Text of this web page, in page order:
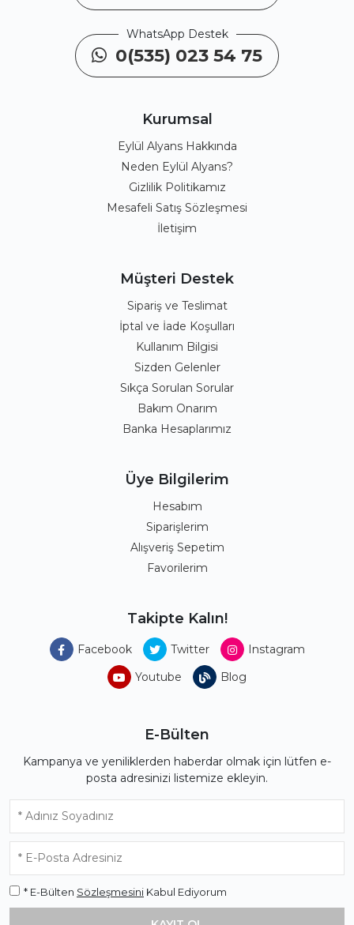
WhatsApp Destek
0(535) 023 54 75
Kurumsal
Eylül Alyans Hakkında
Neden Eylül Alyans?
Gizlilik Politikamız
Mesafeli Satış Sözleşmesi
İletişim
Müşteri Destek
Sipariş ve Teslimat
İptal ve İade Koşulları
Kullanım Bilgisi
Sizden Gelenler
Sıkça Sorulan Sorular
Bakım Onarım
Banka Hesaplarımız
Üye Bilgilerim
Hesabım
Siparişlerim
Alışveriş Sepetim
Favorilerim
Takipte Kalın!
Facebook Twitter
Instagram
Youtube
Blog
E-Bülten
Kampanya ve yeniliklerden haberdar olmak için lütfen e-
posta adresinizi listemize ekleyin.
* E-Bülten Sözleşmesini Kabul Ediyorum